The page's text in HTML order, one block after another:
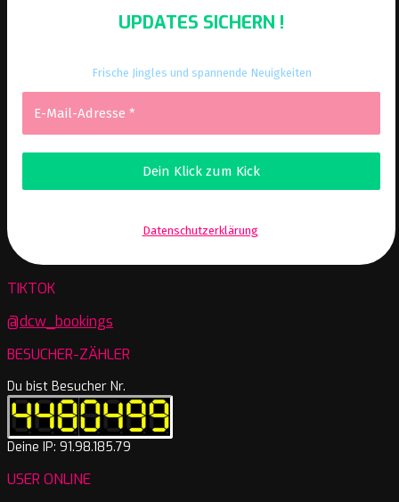
UPDATES SICHERN !
Frische Jingles und spannende Neuigkeiten
Datenschutzerklärung.
TIKTOK
@dcw_bookings
BESUCHER-ZÄHLER
Du bist Besucher Nr.
Deine IP: 91.98.185.79
USER ONLINE